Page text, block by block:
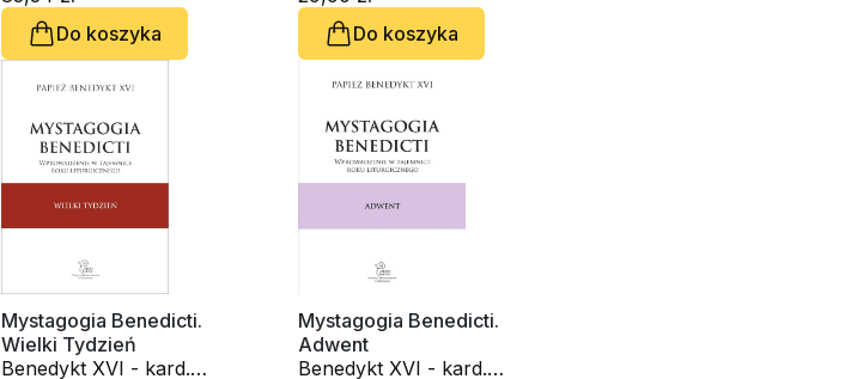
Do koszyka
Ambrogetti
Do koszyka
Mystagogia Benedicti.
Wielki Tydzień
Benedykt XVI - kard.
Mystagogia Benedicti.
Adwent
Benedykt XVI - kard.